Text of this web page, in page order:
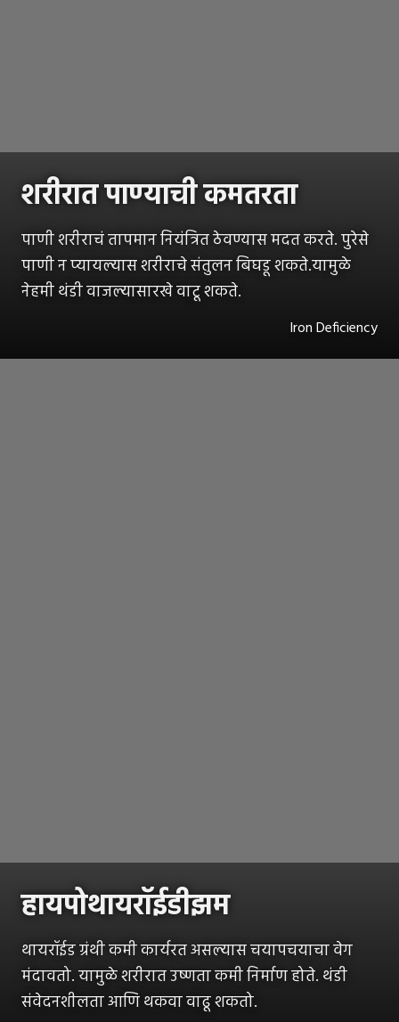
शरीरात पाण्याची कमतरता
पाणी शरीराचं तापमान नियंत्रित ठेवण्यास मदत करते. पुरेसे
पाणी न प्यायल्यास शरीराचे संतुलन बिघडू शकते.यामुळे
नेहमी थंडी वाजल्यासारखे वाटू शकते.
Iron Deficiency
हायपोथायरॉईडीझम
थायरॉईड ग्रंथी कमी कार्यरत असल्यास चयापचयाचा वेग
मंदावतो. यामुळे शरीरात उष्णता कमी निर्माण होते. थंडी
संवेदनशीलता आणि थकवा वाढू शकतो.